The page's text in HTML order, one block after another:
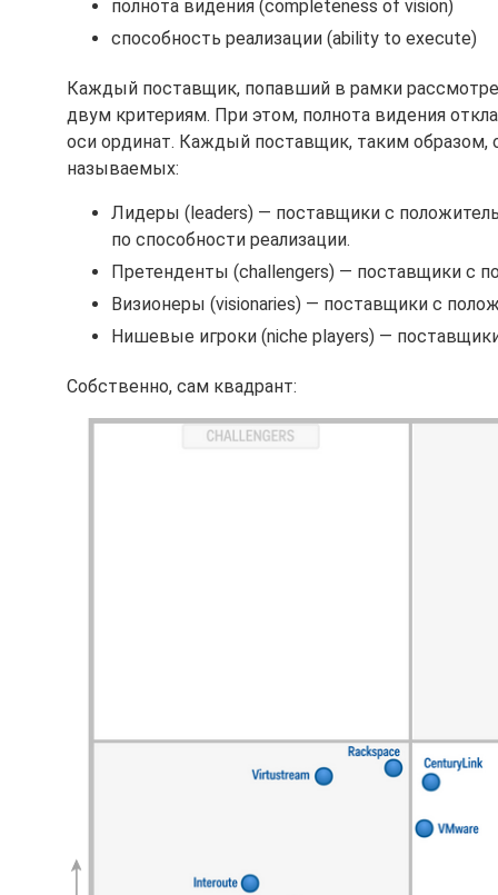
полнота видения (completeness of vision)
способность реализации (ability to execute)
Каждый поставщик, попавший в рамки
двум критериям. При этом, полнота видения
оси ординат. Каждый поставщик, таким образом,
называемых:
Лидеры (leaders) — поставщики с
по способности реализации.
Претенденты (сhallengers) — поставщики с
Визионеры (visionaries) — поставщики с
Нишевые игроки (niche players) —
Собственно, сам квадрант: